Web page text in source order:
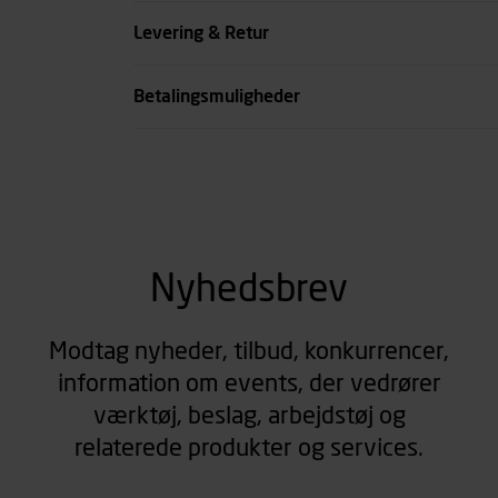
Levering & Retur
Betalingsmuligheder
Nyhedsbrev
Modtag nyheder, tilbud, konkurrencer,
information om events, der vedrører
værktøj, beslag, arbejdstøj og
relaterede produkter og services.